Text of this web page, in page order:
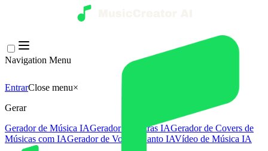
Navigation Menu
EntrarClose menu×
Gerar
Gerador de Música IAGerador de Letras IAGerador de Covers de
Músicas com IAGerador de Voz de Canto IAVídeo de Música IA